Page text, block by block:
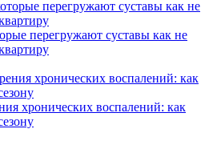
перегружают суставы как не
хронических воспалений: как